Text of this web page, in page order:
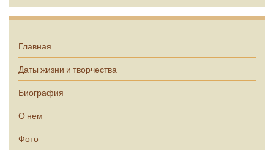
Главная
Даты жизни и творчества
Биография
О нем
Фото